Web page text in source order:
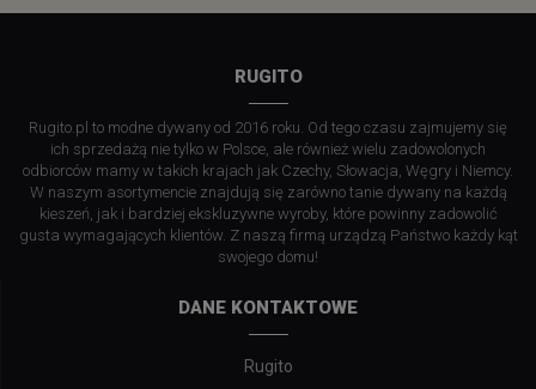
RUGITO
Rugito.pl to modne dywany od 2016 roku. Od tego czasu zajmujemy się
ich sprzedażą nie tylko w Polsce, ale również wielu zadowolonych
odbiorców mamy w takich krajach jak Czechy, Słowacja, Węgry i Niemcy.
W naszym asortymencie znajdują się zarówno tanie dywany na każdą
kieszeń, jak i bardziej ekskluzywne wyroby, które powinny zadowolić
gusta wymagających klientów. Z naszą firmą urządzą Państwo każdy kąt
swojego domu!
DANE KONTAKTOWE
Rugito